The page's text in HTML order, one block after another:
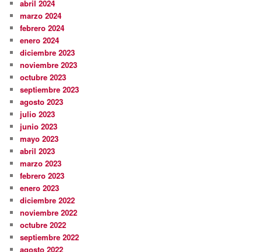
abril 2024
marzo 2024
febrero 2024
enero 2024
diciembre 2023
noviembre 2023
octubre 2023
septiembre 2023
agosto 2023
julio 2023
junio 2023
mayo 2023
abril 2023
marzo 2023
febrero 2023
enero 2023
diciembre 2022
noviembre 2022
octubre 2022
septiembre 2022
agosto 2022